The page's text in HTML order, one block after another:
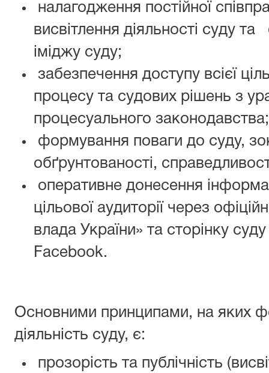
налагодження постійної
висвітлення діяльності суду
іміджу суду;
забезпечення доступу всієї
процесу та судових рішень з
процесуального законодавства;
формування поваги до суду,
обґрунтованості,
оперативне донесення
цільової аудиторії через
влада України» та сторінку
Facebook.
Основними принципами, на яких
діяльність суду, є:
прозорість та публічність